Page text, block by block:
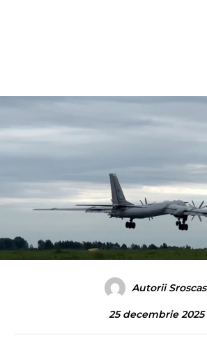
Autorii Sroscas
25 decembrie 2025